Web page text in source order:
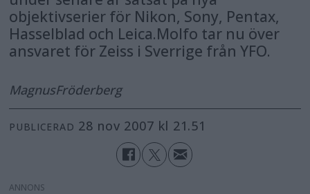
objektivserier för Nikon, Sony, Pentax,
Hasselblad och Leica.Molfo tar nu över
ansvaret för Zeiss i Sverrige från YFO.
MagnusFröderberg
PUBLICERAD 28 nov 2007 kl 21.51
ANNONS